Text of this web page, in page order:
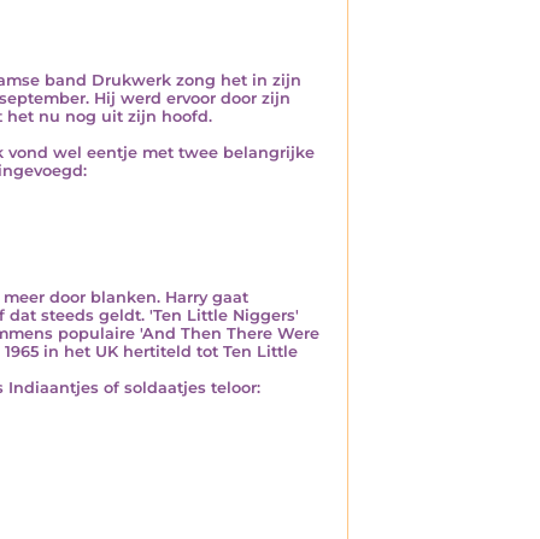
band Drukwerk zong het in zijn
Hij werd ervoor door zijn
het nu nog uit zijn hoofd.
vond wel eentje met twee belangrijke
door blanken. Harry gaat
steeds geldt. 'Ten Little Niggers'
populaire 'And Then There Were
in het UK hertiteld tot Ten Little
Indiaantjes of soldaatjes teloor: